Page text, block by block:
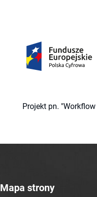
Projekt pn.
Mapa strony